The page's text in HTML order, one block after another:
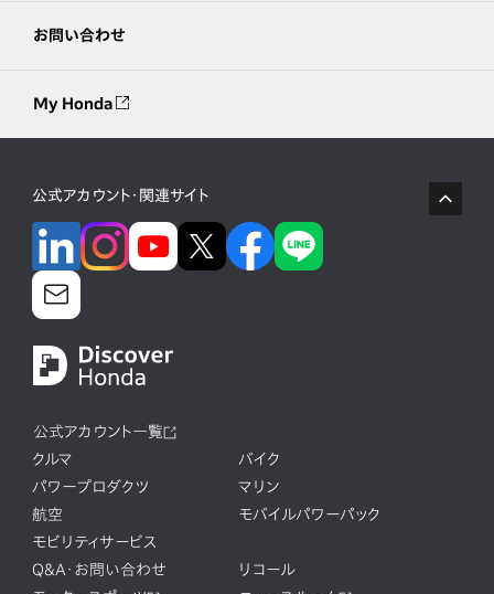
お問い合わせ
My Honda
公式アカウント・関連サイト
公式アカウント一覧
クルマ
バイク
パワープロダクツ
マリン
航空
モバイルパワーパック
モビリティサービス
Q&A・お問い合わせ
リコール